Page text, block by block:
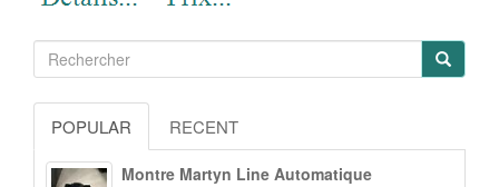
POPULAR RECENT
Montre Martyn Line Automatique